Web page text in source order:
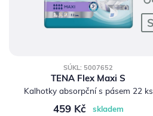
SÚKL: 5007652
TENA Flex Maxi S
Kalhotky absorpční s pásem 22 ks
459 Kč skladem